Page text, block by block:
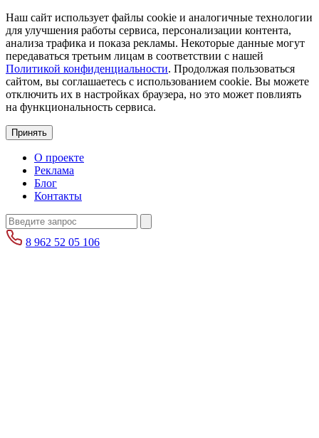
Наш сайт использует файлы cookie и аналогичные технологии
для улучшения работы сервиса, персонализации контента,
анализа трафика и показа рекламы. Некоторые данные могут
передаваться третьим лицам в соответствии с нашей
Политикой конфиденциальности. Продолжая пользоваться
сайтом, вы соглашаетесь с использованием cookie. Вы можете
отключить их в настройках браузера, но это может повлиять
на функциональность сервиса.
Принять
О проекте
Реклама
Блог
Контакты
8 962 52 05 106